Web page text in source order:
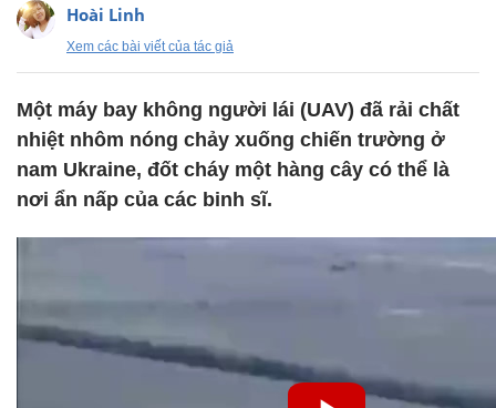
Hoài Linh
Xem các bài viết của tác giả
Một máy bay không người lái (UAV) đã rải chất
nhiệt nhôm nóng chảy xuống chiến trường ở
nam Ukraine, đốt cháy một hàng cây có thể là
nơi ẩn nấp của các binh sĩ.